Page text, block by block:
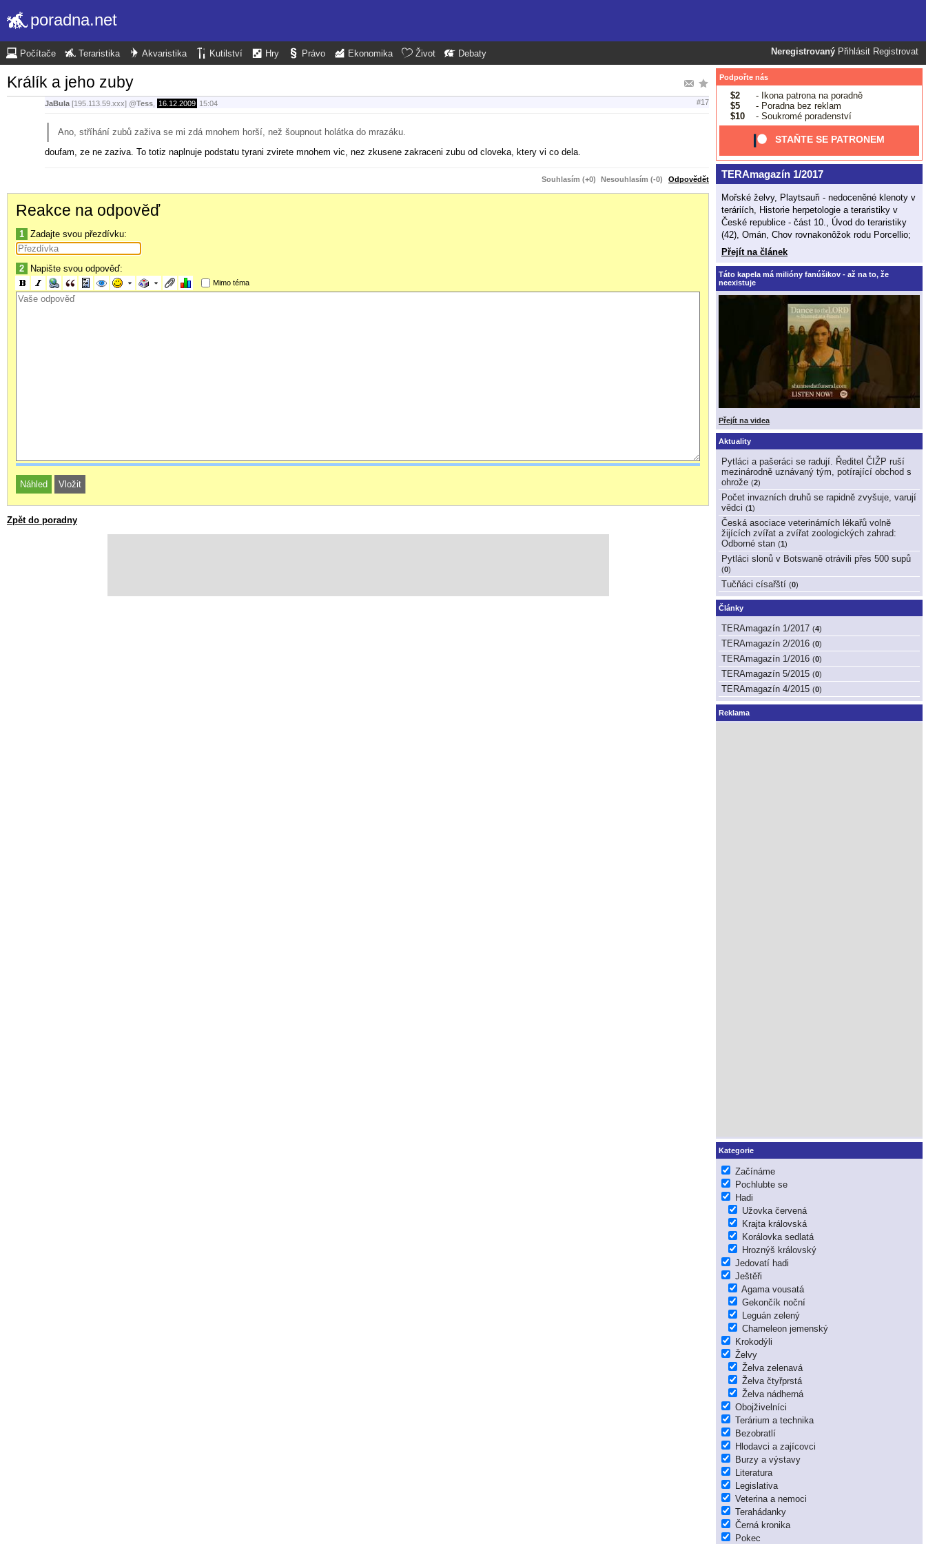
poradna.net
Neregistrovaný Přihlásit Registrovat
Počítače Teraristika Akvaristika Kutilství Hry Právo Ekonomika Život Debaty
Králík a jeho zuby
JaBula [195.113.59.xxx] @Tess 16.12.2009 15:04 #17
Ano, stříhání zubů zaživa se mi zdá mnohem horší, než šoupnout holátka do mrazáku.
doufam, ze ne zaziva. To totiz naplnuje podstatu tyrani zvirete mnohem vic, nez zkusene zakraceni zubu od cloveka, ktery vi co dela.
Souhlasím (+0) Nesouhlasím (-0) Odpovědět
Reakce na odpověď
1 Zadajte svou přezdívku:
2 Napište svou odpověď:
Mimo téma
Zpět do poradny
Podpořte nás
$2
- Ikona patrona na poradně
$5
- Poradna bez reklam
$10
- Soukromé poradenství
STAŇTE SE PATRONEM
TERAmagazín 1/2017
Mořské želvy, Playtsauři - nedoceněné klenoty v
teráriích, Historie herpetologie a teraristiky v
České republice - část 10., Úvod do teraristiky
(42), Omán, Chov rovnakonôžok rodu Porcellio;
Přejít na článek
Táto kapela má milióny fanúšikov - až na to, že
neexistuje
Přejít na videa
Aktuality
Pytláci a pašeráci se radují. Ředitel ČIŽP ruší
mezinárodně uznávaný tým, potírající obchod s
ohrože (2)
Počet invazních druhů se rapidně zvyšuje, varují
vědci (1)
Česká asociace veterinárních lékařů volně
žijících zvířat a zvířat zoologických zahrad:
Odborné stan (1)
Pytláci slonů v Botswaně otrávili přes 500 supů
(0)
Tučňáci císařští (0)
Články
TERAmagazín 1/2017 (4)
TERAmagazín 2/2016 (0)
TERAmagazín 1/2016 (0)
TERAmagazín 5/2015 (0)
TERAmagazín 4/2015 (0)
Reklama
Kategorie
Začínáme
Pochlubte se
Hadi
Užovka červená
Krajta královská
Korálovka sedlatá
Hroznýš královský
Jedovatí hadi
Ještěři
Agama vousatá
Gekončík noční
Leguán zelený
Chameleon jemenský
Krokodýli
Želvy
Želva zelenavá
Želva čtyřprstá
Želva nádherná
Obojživelníci
Terárium a technika
Bezobratlí
Hlodavci a zajícovci
Burzy a výstavy
Literatura
Legislativa
Veterina a nemoci
Terahádanky
Černá kronika
Pokec